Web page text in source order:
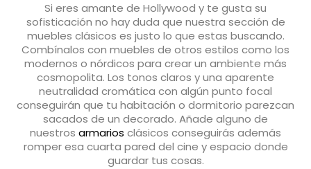
Si eres amante de Hollywood y te gusta su
sofisticación no hay duda que nuestra sección de
muebles clásicos es justo lo que estas buscando.
Combínalos con muebles de otros estilos como los
modernos o nórdicos para crear un ambiente más
cosmopolita. Los tonos claros y una aparente
neutralidad cromática con algún punto focal
conseguirán que tu habitación o dormitorio parezcan
sacados de un decorado. Añade alguno de
nuestros armarios clásicos conseguirás además
romper esa cuarta pared del cine y espacio donde
guardar tus cosas.